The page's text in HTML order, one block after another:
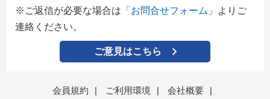
※ご返信が必要な場合は 「お問合せフォーム」
よりご
連絡ください。
ご意見はこちら
会員規約 | ご利用環境 | 会社概要
|